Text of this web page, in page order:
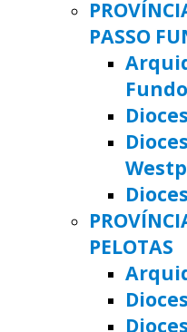
PASSO
Fundo
PELOTAS